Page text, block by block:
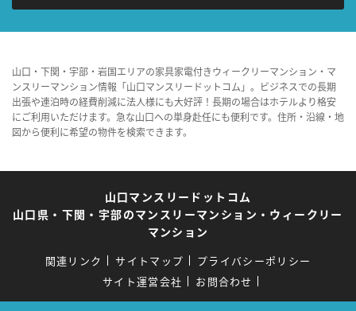
山口・下関・宇部・岩国エリアの家具家電付きウィークリーマンション・マ
ンスリーマンション情報「山口マンスリードットコム」。ビジネスでの長期
出張や連泊時の経費削減に法人様にも大好評！長期の場合はホテルより格安
にご利用いただけます。急な山口への単身赴任にも便利です。住所・沿線・地
図から便利に希望の物件を検索できます。
山口マンスリードットコム
山口県・下関・宇部のマンスリーマンション・ウィークリー
マンション
関連リンク サイトマップ
プライバシーポリシー
サイト運営会社
お問合わせ